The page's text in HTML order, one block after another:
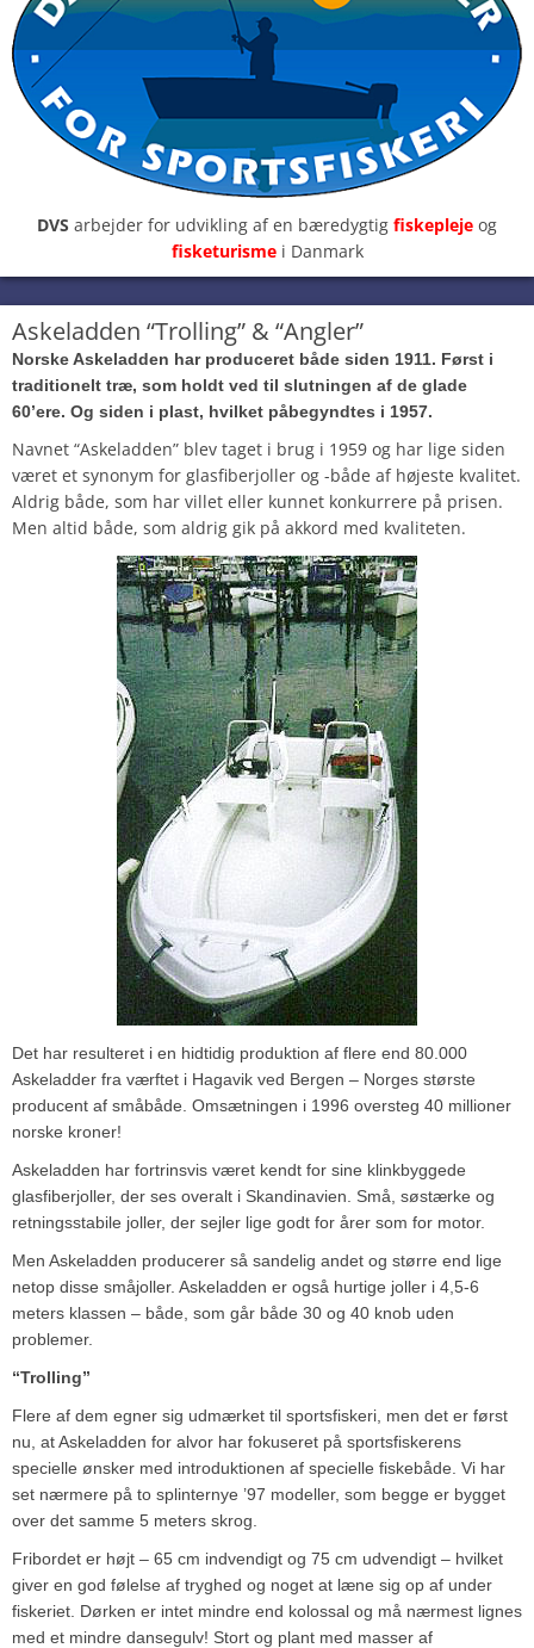
DVS arbejder for udvikling af en bæredygtig fiskepleje og
fisketurisme i Danmark
Askeladden “Trolling” & “Angler”
Norske Askeladden har produceret både siden 1911. Først i
traditionelt træ, som holdt ved til slutningen af de glade
60’ere. Og siden i plast, hvilket påbegyndtes i 1957.
Navnet “Askeladden” blev taget i brug i 1959 og har lige siden
været et synonym for glasfiberjoller og -både af højeste kvalitet.
Aldrig både, som har villet eller kunnet konkurrere på prisen.
Men altid både, som aldrig gik på akkord med kvaliteten.
Det har resulteret i en hidtidig produktion af flere end 80.000
Askeladder fra værftet i Hagavik ved Bergen – Norges største
producent af småbåde. Omsætningen i 1996 oversteg 40 millioner
norske kroner!
Askeladden har fortrinsvis været kendt for sine klinkbyggede
glasfiberjoller, der ses overalt i Skandinavien. Små, søstærke og
retningsstabile joller, der sejler lige godt for årer som for motor.
Men Askeladden producerer så sandelig andet og større end lige
netop disse småjoller. Askeladden er også hurtige joller i 4,5-6
meters klassen – både, som går både 30 og 40 knob uden
problemer.
“Trolling”
Flere af dem egner sig udmærket til sportsfiskeri, men det er først
nu, at Askeladden for alvor har fokuseret på sportsfiskerens
specielle ønsker med introduktionen af specielle fiskebåde. Vi har
set nærmere på to splinternye ’97 modeller, som begge er bygget
over det samme 5 meters skrog.
Fribordet er højt – 65 cm indvendigt og 75 cm udvendigt – hvilket
giver en god følelse af tryghed og noget at læne sig op af under
fiskeriet. Dørken er intet mindre end kolossal og må nærmest lignes
med et mindre dansegulv! Stort og plant med masser af